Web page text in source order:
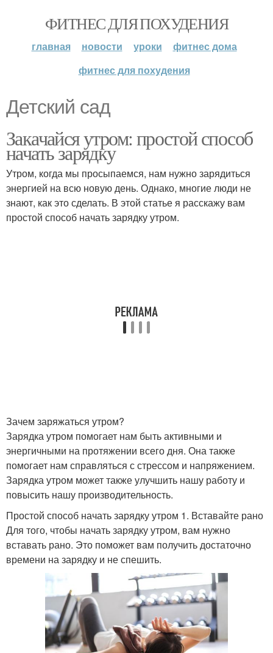
ФИТНЕС ДЛЯ ПОХУДЕНИЯ
главная новости уроки
фитнес дома
фитнес для похудения
Детский сад
Закачайся утром: простой способ
начать зарядку
Утром, когда мы просыпаемся, нам нужно зарядиться
энергией на всю новую день. Однако, многие люди не
знают, как это сделать. В этой статье я расскажу вам
простой способ начать зарядку утром.
Зачем заряжаться утром?
Зарядка утром помогает нам быть активными и
энергичными на протяжении всего дня. Она также
помогает нам справляться с стрессом и напряжением.
Зарядка утром может также улучшить нашу работу и
повысить нашу производительность.
Простой способ начать зарядку утром 1. Вставайте рано
Для того, чтобы начать зарядку утром, вам нужно
вставать рано. Это поможет вам получить достаточно
времени на зарядку и не спешить.